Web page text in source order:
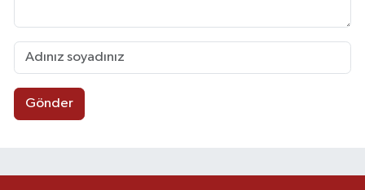
Gönder